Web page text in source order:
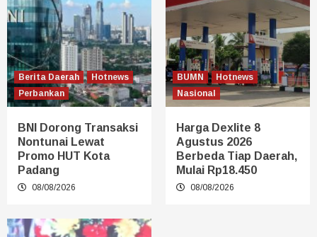
Berita Daerah
Hotnews
Perbankan
BNI Dorong Transaksi
Nontunai Lewat
Promo HUT Kota
Padang
08/08/2026
BUMN
Hotnews
Nasional
Harga Dexlite 8
Agustus 2026
Berbeda Tiap Daerah,
Mulai Rp18.450
08/08/2026